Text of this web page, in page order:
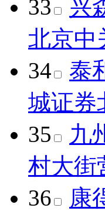
33
兴
北京中
34
泰
城证券
35
九
村大街
36
康